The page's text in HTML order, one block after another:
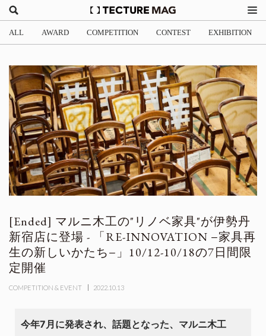
ALL AWARD COMPETITION CONTEST EXHIBITION
マルニ木工の"リノベ家具"が伊勢丹
新宿店に登場 - 「RE-INNOVATION −家具再
生の新しいかたち−」10/12-10/18の7日間限
定開催
COMPETITION & EVENT 2022.10.13
今年7月に発表され、話題となった、マルニ木工